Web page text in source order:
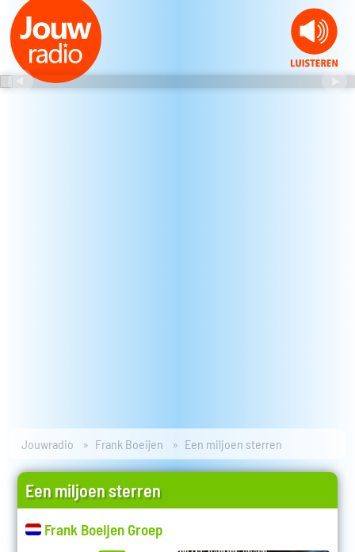
Jouwradio Frank Boeijen Een miljoen sterren
Een miljoen sterren
Frank Boeijen Groep